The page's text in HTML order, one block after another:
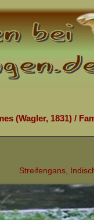
(Wagler, 1831) /
Streifengans,